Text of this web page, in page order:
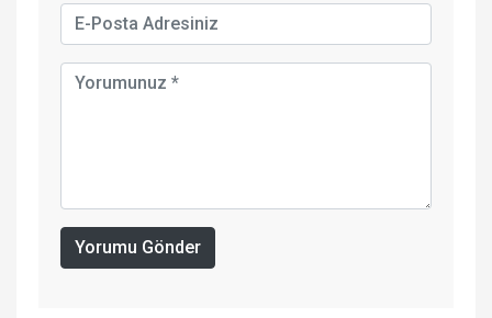
Yorumu Gönder